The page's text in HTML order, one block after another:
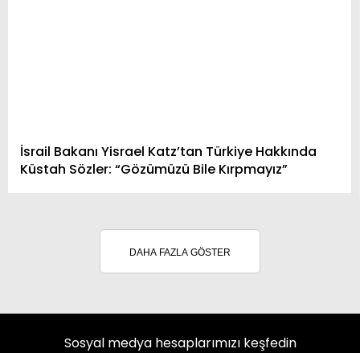
İsrail Bakanı Yisrael Katz’tan Türkiye Hakkında
Küstah Sözler: “Gözümüzü Bile Kırpmayız”
DAHA FAZLA GÖSTER
Sosyal medya hesaplarımızı keşfedin